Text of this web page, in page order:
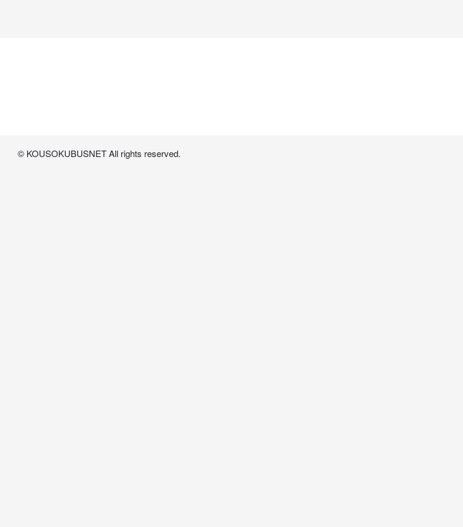
© KOUSOKUBUSNET All rights reserved.